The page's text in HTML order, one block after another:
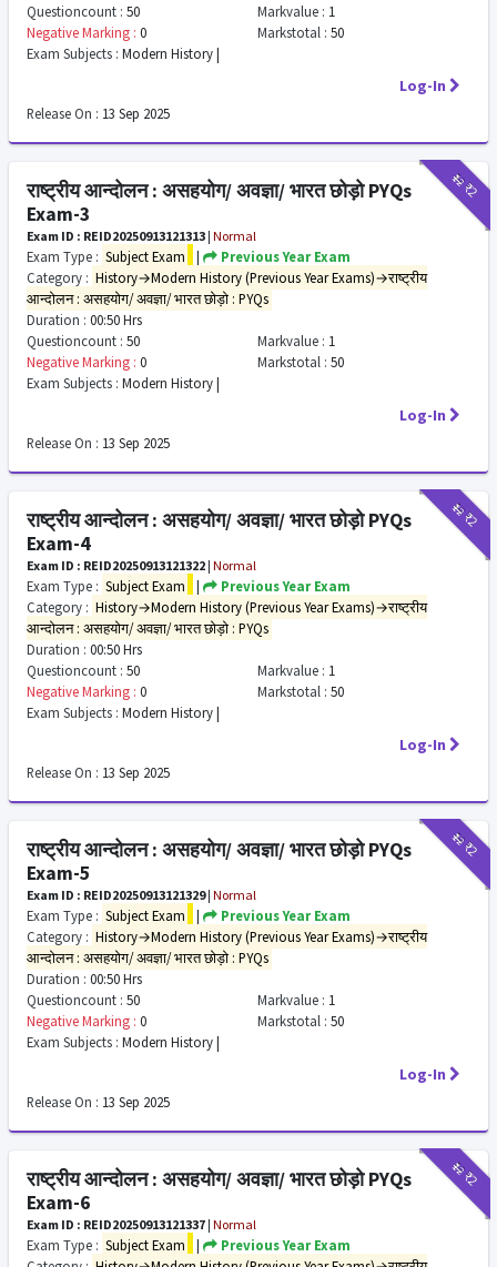
Questioncount : 50 Markvalue : 1
Negative Marking : 0 Markstotal : 50
Exam Subjects : Modern History |
Log-In
Release On : 13 Sep 2025
₹12₹2
राष्ट्रीय आन्दोलन : असहयोग/ अवज्ञा/ भारत छोड़ो PYQs
Exam-3
Exam ID : REID20250913121313 | Normal
Exam Type : Subject Exam |
Previous Year Exam
Category : History→Modern History (Previous Year Exams)→राष्ट्रीय
आन्दोलन : असहयोग/ अवज्ञा/ भारत छोड़ो : PYQs
Duration : 00:50 Hrs
Questioncount : 50 Markvalue : 1
Negative Marking : 0 Markstotal : 50
Exam Subjects : Modern History |
Log-In
Release On : 13 Sep 2025
₹12₹2
राष्ट्रीय आन्दोलन : असहयोग/ अवज्ञा/ भारत छोड़ो PYQs
Exam-4
Exam ID : REID20250913121322 | Normal
Exam Type : Subject Exam |
Previous Year Exam
Category : History→Modern History (Previous Year Exams)→राष्ट्रीय
आन्दोलन : असहयोग/ अवज्ञा/ भारत छोड़ो : PYQs
Duration : 00:50 Hrs
Questioncount : 50 Markvalue : 1
Negative Marking : 0 Markstotal : 50
Exam Subjects : Modern History |
Log-In
Release On : 13 Sep 2025
₹12₹2
राष्ट्रीय आन्दोलन : असहयोग/ अवज्ञा/ भारत छोड़ो PYQs
Exam-5
Exam ID : REID20250913121329| Normal
Exam Type : Subject Exam |
Previous Year Exam
Category : History→Modern History (Previous Year Exams)→राष्ट्रीय
आन्दोलन : असहयोग/ अवज्ञा/ भारत छोड़ो : PYQs
Duration : 00:50 Hrs
Questioncount : 50 Markvalue : 1
Negative Marking : 0 Markstotal : 50
Exam Subjects : Modern History |
Log-In
Release On : 13 Sep 2025
₹12₹2
राष्ट्रीय आन्दोलन : असहयोग/ अवज्ञा/ भारत छोड़ो PYQs
Exam-6
Exam ID : REID20250913121337 | Normal
Exam Type : Subject Exam |
Previous Year Exam